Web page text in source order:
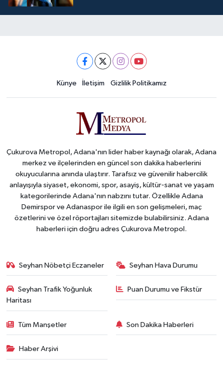
Künye İletişim Gizlilik Politikamız
Çukurova Metropol, Adana'nın lider haber kaynağı olarak, Adana
merkez ve ilçelerinden en güncel son dakika haberlerini
okuyucularına anında ulaştırır. Tarafsız ve güvenilir habercilik
anlayışıyla siyaset, ekonomi, spor, asayiş, kültür-sanat ve yaşam
kategorilerinde Adana'nın nabzını tutar. Özellikle Adana
Demirspor ve Adanaspor ile ilgili en son gelişmeleri, maç
özetlerini ve özel röportajları sitemizde bulabilirsiniz. Adana
haberleri için doğru adres Çukurova Metropol.
Seyhan Nöbetçi Eczaneler Seyhan Hava Durumu
Seyhan Trafik Yoğunluk
Haritası
Puan Durumu ve Fikstür
Tüm Manşetler Son Dakika Haberleri
Haber Arşivi